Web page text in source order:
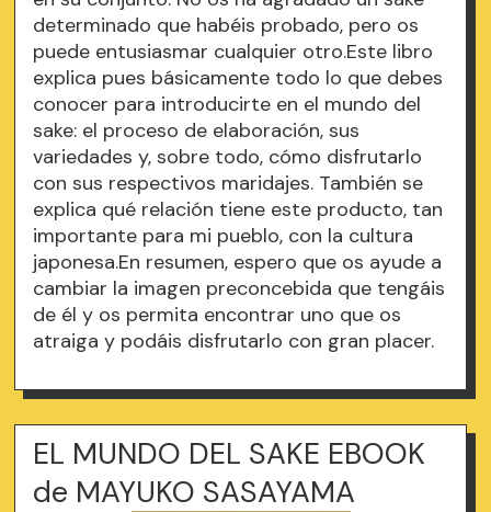
determinado que habéis probado, pero os
puede entusiasmar cualquier otro.Este libro
explica pues básicamente todo lo que debes
conocer para introducirte en el mundo del
sake: el proceso de elaboración, sus
variedades y, sobre todo, cómo disfrutarlo
con sus respectivos maridajes. También se
explica qué relación tiene este producto, tan
importante para mi pueblo, con la cultura
japonesa.En resumen, espero que os ayude a
cambiar la imagen preconcebida que tengáis
de él y os permita encontrar uno que os
atraiga y podáis disfrutarlo con gran placer.
EL MUNDO DEL SAKE EBOOK
de MAYUKO SASAYAMA